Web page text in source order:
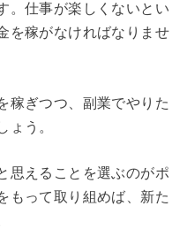
。仕事が楽しくないとい
を稼がなければなりませ
稼ぎつつ、副業でやりた
ょう。
思えることを選ぶのがポ
もって取り組めば、新た